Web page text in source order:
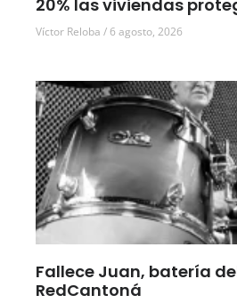
20% las viviendas
Víctor Reloba 6 agosto, 2026
Fallece Juan, batería
RedCantoná